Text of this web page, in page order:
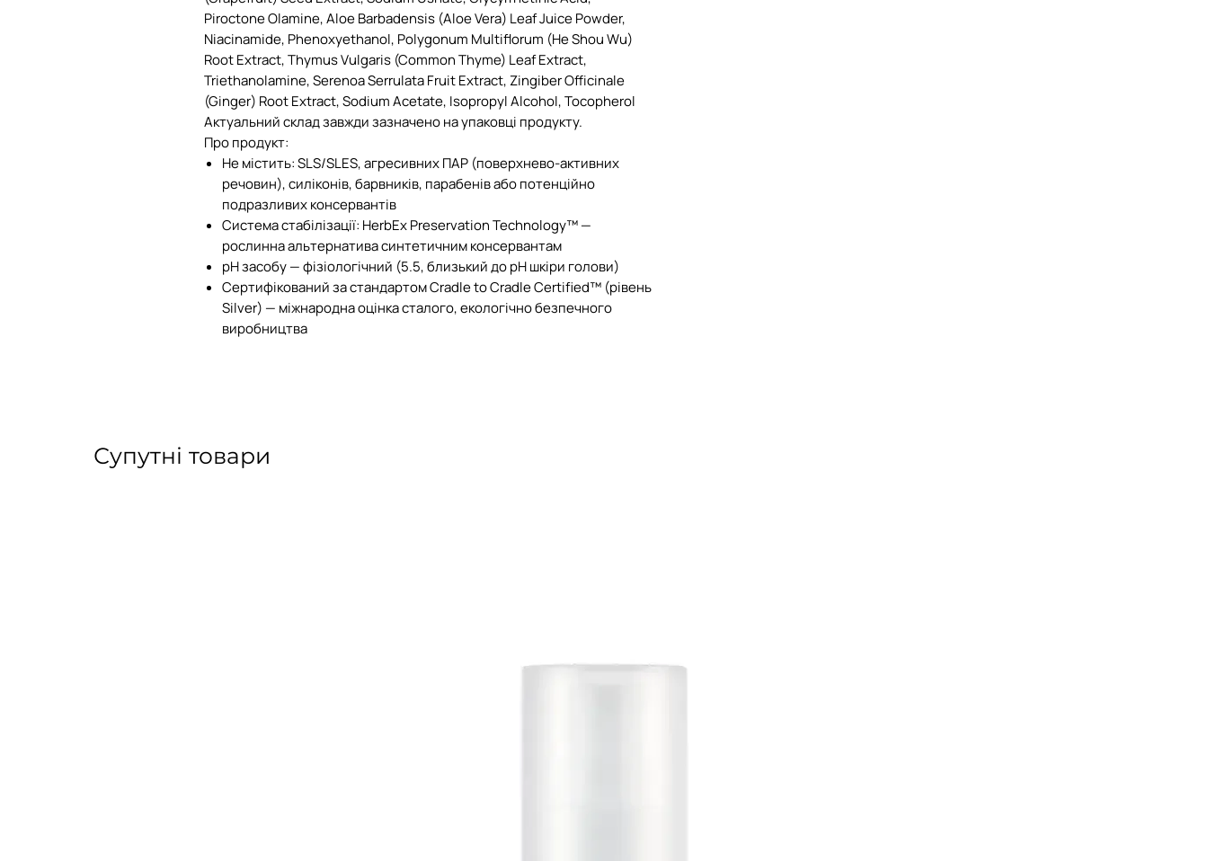
Piroctone Olamine, Aloe Barbadensis (Aloe Vera) Leaf Juice Powder,
Niacinamide, Phenoxyethanol, Polygonum Multiflorum (He Shou Wu)
Root Extract, Thymus Vulgaris (Common Thyme) Leaf Extract,
Triethanolamine, Serenoa Serrulata Fruit Extract, Zingiber Officinale
(Ginger) Root Extract, Sodium Acetate, Isopropyl Alcohol, Tocopherol
Актуальний склад завжди зазначено на упаковці продукту.
Про продукт:
Не містить: SLS/SLES, агресивних ПАР (поверхнево-активних
речовин), силіконів, барвників, парабенів або потенційно
подразливих консервантів
Система стабілізації: HerbEx Preservation Technology™ —
рослинна альтернатива синтетичним консервантам
pH засобу — фізіологічний (5.5, близький до pH шкіри голови)
Сертифікований за стандартом Cradle to Cradle Certified™ (рівень
Silver) — міжнародна оцінка сталого, екологічно безпечного
виробництва
Супутні товари